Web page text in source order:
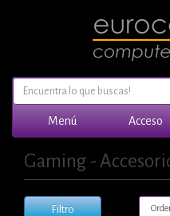
Menú Acceso
Gaming -
Filtro